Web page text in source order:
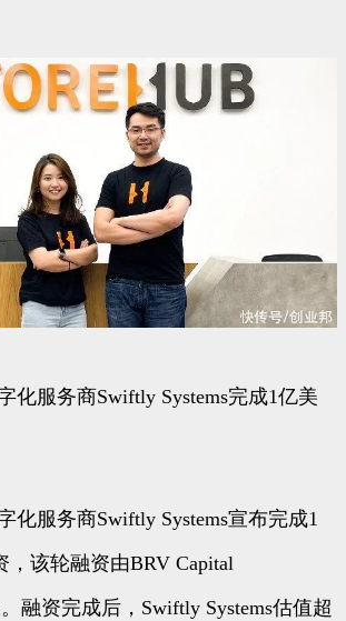
化服务商Swiftly Systems完成1亿美
化服务商Swiftly Systems宣布完成1
，该轮融资由BRV Capital
融资完成后，Swiftly Systems估值超